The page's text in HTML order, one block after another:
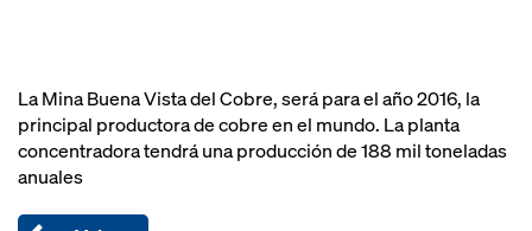
La Mina Buena Vista del Cobre, será para el año 2016, la
principal productora de cobre en el mundo. La planta
concentradora tendrá una producción de 188 mil toneladas
anuales